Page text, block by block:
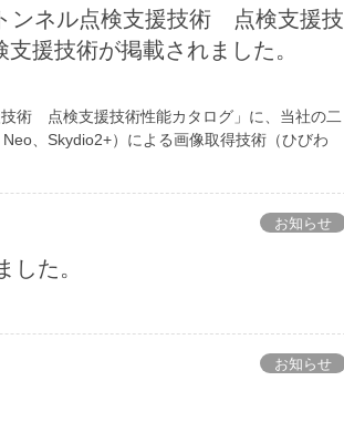
ンネル点検支援技術 点検支援技
援技術が掲載されました。
術 点検支援技術性能カタログ」に、当社の二
、Skydio2+）による画像取得技術（ひびわ
お知らせ
た。
お知らせ